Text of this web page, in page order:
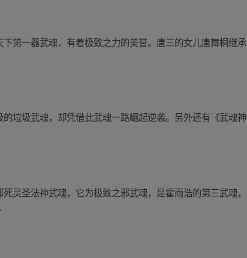
第一器武魂，有着极致之力的美誉。唐三的女儿唐舞桐继承
垃圾武魂，却凭借此武魂一路崛起逆袭。另外还有《武魂神
灵圣法神武魂，它为极致之邪武魂，是霍雨浩的第三武魂，